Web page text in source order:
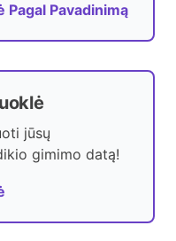
Pavadinimą
jūsų
gimimo datą!